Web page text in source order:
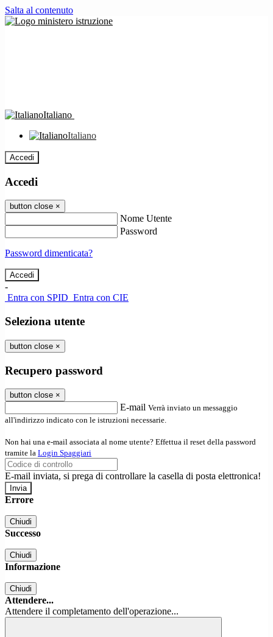
Salta al contenuto
Italiano
Italiano
Accedi
Accedi
button close ×
Nome Utente
Password
Password dimenticata?
-
Entra con SPID Entra con CIE
Seleziona utente
button close ×
Recupero password
button close ×
E-mail Verrà inviato un messaggio
all'indirizzo indicato con le istruzioni necessarie.
Non hai una e-mail associata al nome utente? Effettua il reset della password
tramite la Login Spaggiari
E-mail inviata, si prega di controllare la casella di posta elettronica!
Errore
Chiudi
Successo
Chiudi
Informazione
Chiudi
Attendere...
Attendere il completamento dell'operazione...